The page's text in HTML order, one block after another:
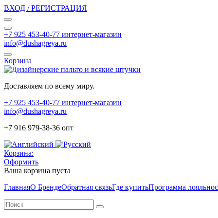
ВХОД / РЕГИСТРАЦИЯ
+7 925 453-40-77 интернет-магазин
info@dushagreya.ru
Корзина
Доставляем по всему миру.
+7 925 453-40-77 интернет-магазин
info@dushagreya.ru
+7 916 979-38-36 опт
Корзина:
Оформить
Ваша корзина пуста
ГлавнаяО БрендеОбратная связьГде купитьПрограмма